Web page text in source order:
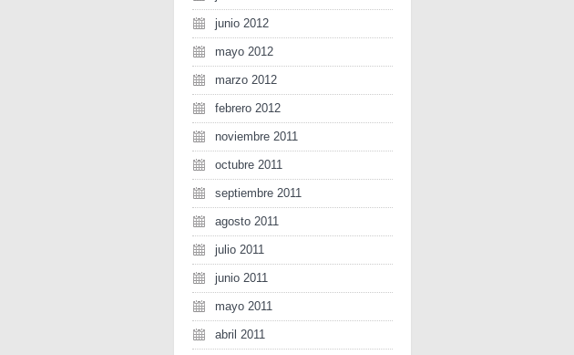
junio 2012
mayo 2012
marzo 2012
febrero 2012
noviembre 2011
octubre 2011
septiembre 2011
agosto 2011
julio 2011
junio 2011
mayo 2011
abril 2011